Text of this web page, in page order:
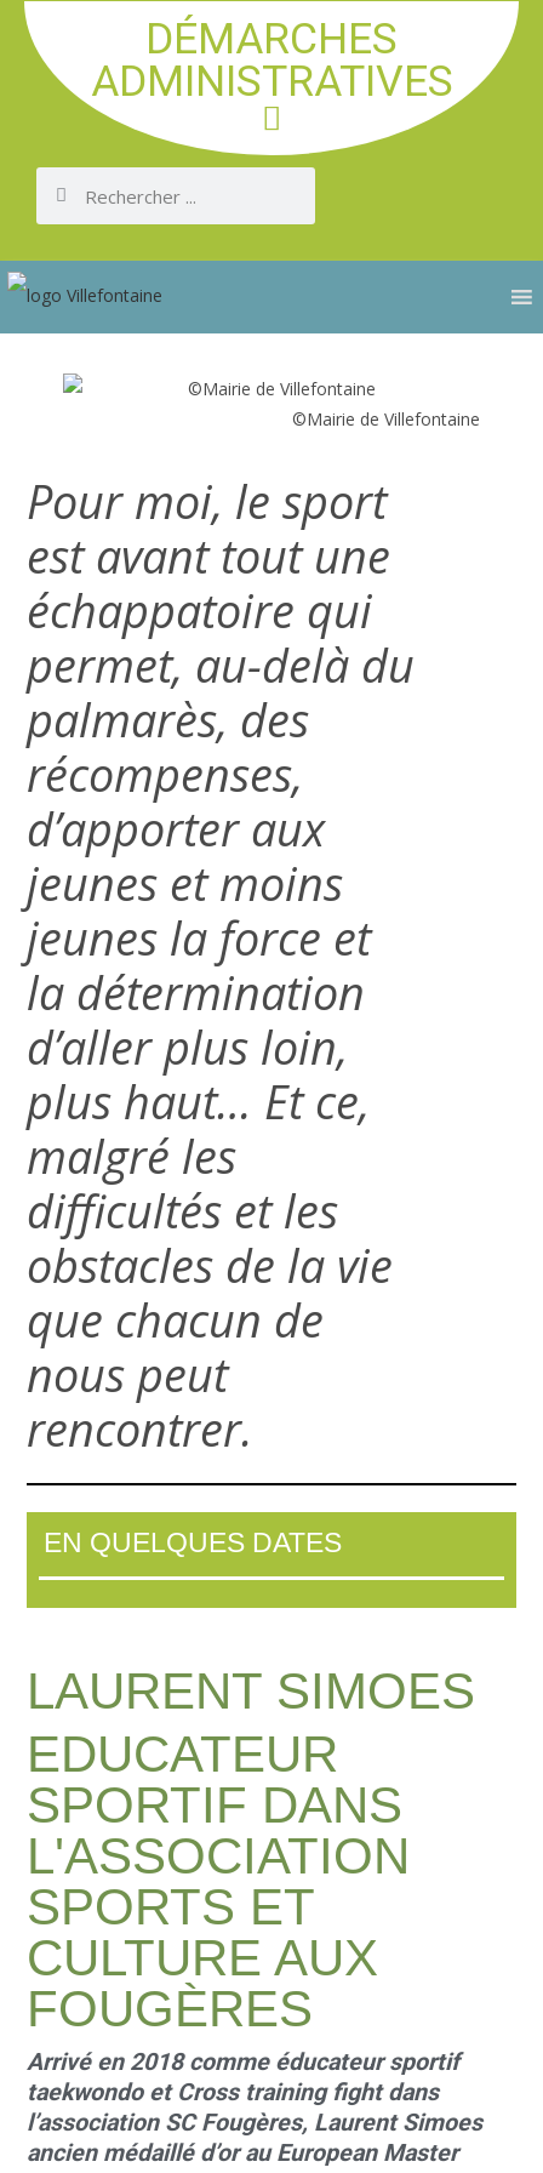
DÉMARCHES
ADMINISTRATIVES
©Mairie de Villefontaine
Pour moi, le sport
est avant tout une
échappatoire qui
permet, au-delà du
palmarès, des
récompenses,
d’apporter aux
jeunes et moins
jeunes la force et
la détermination
d’aller plus loin,
plus haut… Et ce,
malgré les
difficultés et les
obstacles de la vie
que chacun de
nous peut
rencontrer.
EN QUELQUES DATES
LAURENT SIMOES
EDUCATEUR
SPORTIF DANS
L'ASSOCIATION
SPORTS ET
CULTURE AUX
FOUGÈRES
Arrivé en 2018 comme éducateur sportif
taekwondo et Cross training fight dans
l’association SC Fougères, Laurent Simoes
ancien médaillé d’or au European Master